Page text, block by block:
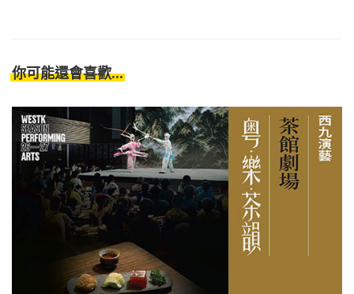
你可能還會喜歡...